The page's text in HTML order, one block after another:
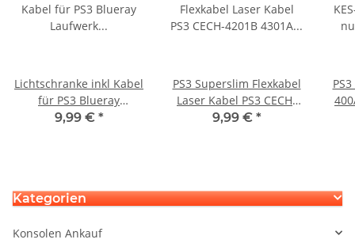
Lichtschranke inkl Kabel
für PS3 Blueray
Laufwerk KEM 400AAA
9,99 € *
PS3 Superslim Flexkabel
Laser Kabel PS3 CECH-
4201B 4301A Laufwerk
9,99 € *
Kategorien
Konsolen Ankauf